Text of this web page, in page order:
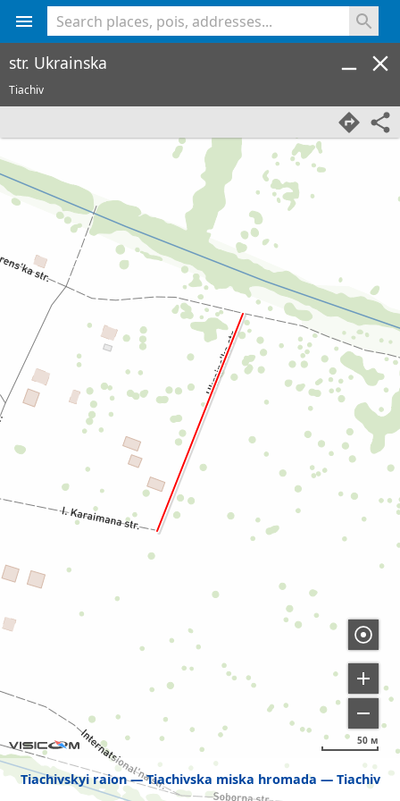
Tiachivskyi raion Tiachivska miska hromada Tiachiv
50 м
str. Ukrainska
Tiachiv
<% console.log(hcard) %>